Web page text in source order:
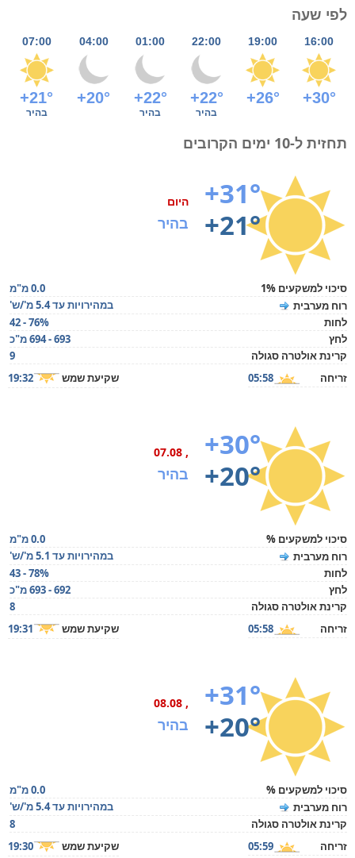
לפי שעה
16:00
19:00
22:00
01:00
04:00
07:00
+30°
+26°
+22°
+22°
+20°
+21°
בהיר בהיר בהיר
תחזית ל-10 ימים הקרובים
+31°
+21°
היום
בהיר
סיכוי למשקעים 1%
0.0 מ"מ
רוח מערבית
במהירויות עד 5.4 מ'/ש'
לחות
42 - 76%
לחץ
693 - 694 מ"כ
קרינת אולטרה סגולה
9
זריחה
05:58 שקיעת שמש 19:32
+30°
+20°
, 07.08
בהיר
סיכוי למשקעים %
0.0 מ"מ
רוח מערבית
במהירויות עד 5.1 מ'/ש'
לחות
43 - 78%
לחץ
692 - 693 מ"כ
קרינת אולטרה סגולה
8
זריחה
05:58 שקיעת שמש 19:31
+31°
+20°
, 08.08
בהיר
סיכוי למשקעים %
0.0 מ"מ
רוח מערבית
במהירויות עד 5.4 מ'/ש'
קרינת אולטרה סגולה
8
זריחה
05:59 שקיעת שמש 19:30